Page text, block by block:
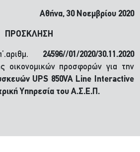
Αθήνα, 30 Νοεμβρίου 2020
ΠΡΟΣΚΛΗΣΗ
24596//01/2020/30.11.2020
οικονομικών προσφορών για την
UPS 850VA Line Interactive
Υπηρεσία του Α.Σ.Ε.Π.